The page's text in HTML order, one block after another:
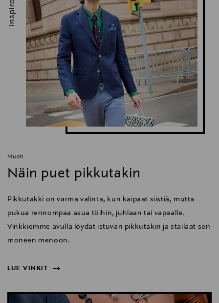
Muoti
Näin puet pikkutakin
Pikkutakki on varma valinta, kun kaipaat siistiä, mutta
pukua rennompaa asua töihin, juhlaan tai vapaalle.
Vinkkiemme avulla löydät istuvan pikkutakin ja stailaat sen
moneen menoon.
LUE VINKIT
LUE VINKIT